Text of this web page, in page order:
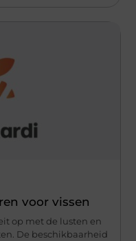
voor vissen
op met de lusten en
De beschikbaarheid